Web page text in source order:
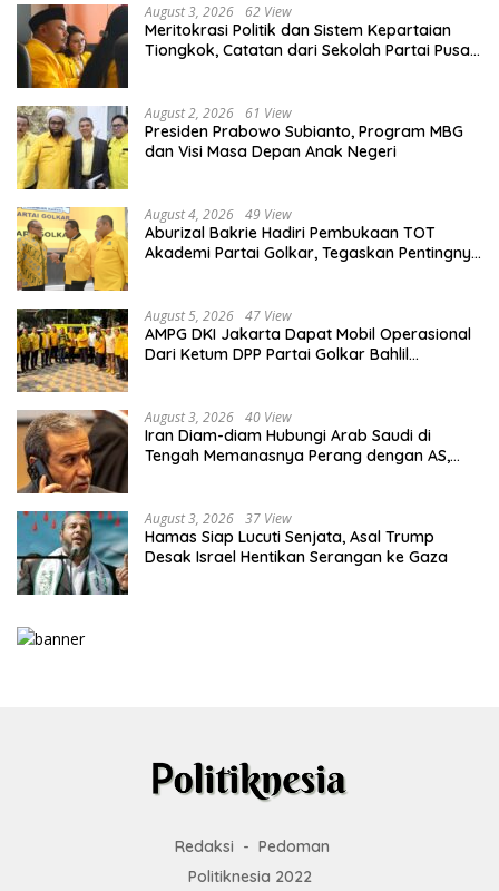
August 3, 2026 62 View
Meritokrasi Politik dan Sistem Kepartaian
Tiongkok, Catatan dari Sekolah Partai Pusat
August 2, 2026 61 View
Presiden Prabowo Subianto, Program MBG
dan Visi Masa Depan Anak Negeri
August 4, 2026 49 View
Aburizal Bakrie Hadiri Pembukaan TOT
Akademi Partai Golkar, Tegaskan Pentingnya
August 5, 2026 47 View
AMPG DKI Jakarta Dapat Mobil Operasional
Dari Ketum DPP Partai Golkar Bahlil
August 3, 2026 40 View
Iran Diam-diam Hubungi Arab Saudi di
Tengah Memanasnya Perang dengan AS,
August 3, 2026 37 View
Hamas Siap Lucuti Senjata, Asal Trump
Desak Israel Hentikan Serangan ke Gaza
Redaksi
Pedoman
Politiknesia 2022